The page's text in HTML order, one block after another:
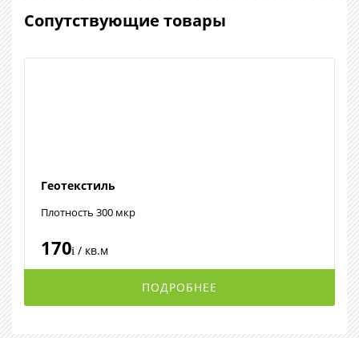
Сопутствующие товары
Геотекстиль
Плотность 300 мкр
170i / кв.м
ПОДРОБНЕЕ